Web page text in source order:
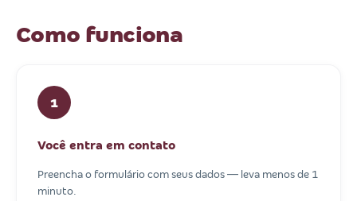
Como funciona
1
Você entra em contato
Preencha o formulário com seus dados — leva menos de 1
minuto.